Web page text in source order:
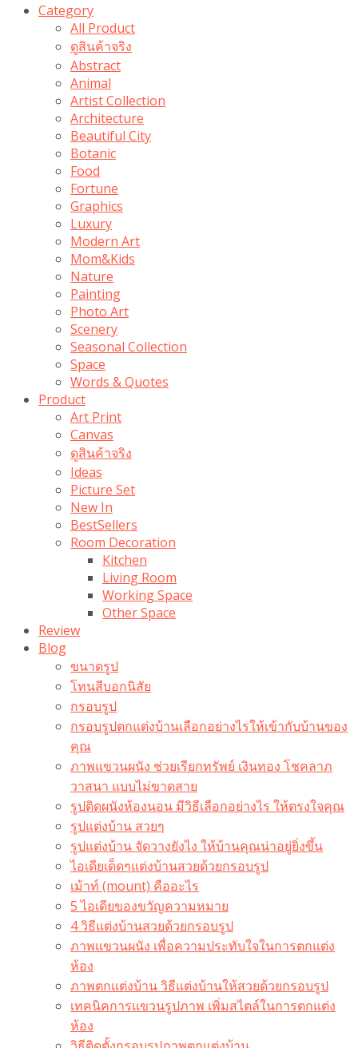
Category
All Product
ดูสินค้าจริง
Abstract
Animal
Artist Collection
Architecture
Beautiful City
Botanic
Food
Fortune
Graphics
Luxury
Modern Art
Mom&Kids
Nature
Painting
Photo Art
Scenery
Seasonal Collection
Space
Words & Quotes
Product
Art Print
Canvas
ดูสินค้าจริง
Ideas
Picture Set
New In
BestSellers
Room Decoration
Kitchen
Living Room
Working Space
Other Space
Review
Blog
ขนาดรูป
โทนสีบอกนิสัย
กรอบรูป
กรอบรูปตกแต่งบ้านเลือกอย่างไรให้เข้ากับบ้านของ
คุณ
ภาพแขวนผนัง ช่วยเรียกทรัพย์ เงินทอง โชคลาภ
วาสนา แบบไม่ขาดสาย
รูปติดผนังห้องนอน มีวิธีเลือกอย่างไร ให้ตรงใจคุณ
รูปแต่งบ้าน สวยๆ
รูปแต่งบ้าน จัดวางยังไง ให้บ้านคุณน่าอยู่ยิ่งขึ้น
ไอเดียเด็ดๆแต่งบ้านสวยด้วยกรอบรูป
เม้าท์ (mount) คืออะไร​
5 ไอเดียของขวัญความหมาย
4 วิธีแต่งบ้านสวยด้วยกรอบรูป
ภาพแขวนผนัง เพื่อความประทับใจในการตกแต่ง
ห้อง
ภาพตกแต่งบ้าน วิธีแต่งบ้านให้สวยด้วยกรอบรูป
เทคนิคการแขวนรูปภาพ เพิ่มสไตล์ในการตกแต่ง
ห้อง